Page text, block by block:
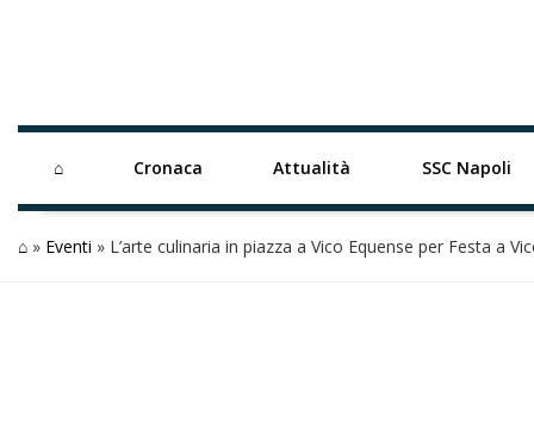
⌂ Cronaca Attualità SSC Napoli
⌂ » Eventi » L’arte culinaria in piazza a Vico Equense per Festa a